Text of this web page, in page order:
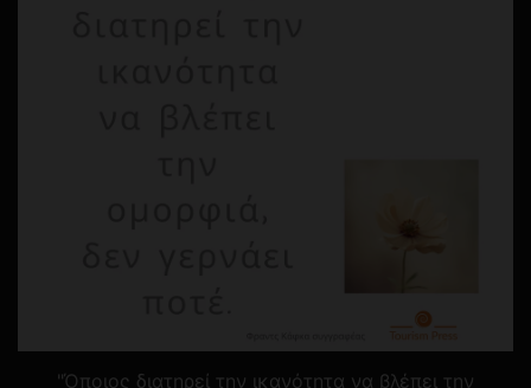
"Όποιος διατηρεί την ικανότητα να βλέπει την